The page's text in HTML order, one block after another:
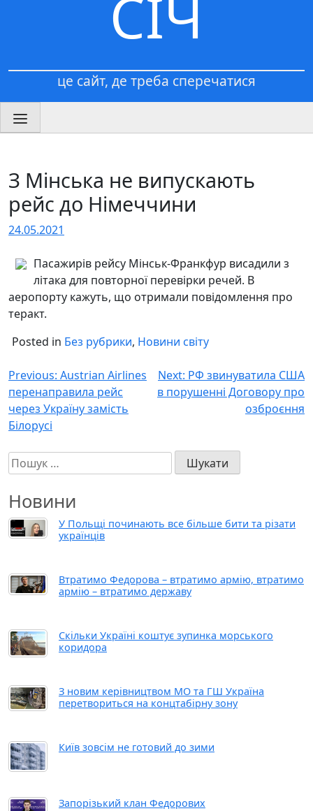
СІЧ
це сайт, де треба сперечатися
З Мінська не випускають
рейс до Німеччини
24.05.2021
Пасажирів рейсу Мінськ-Франкфур висадили з
літака для повторної перевірки речей. В
аеропорту кажуть, що отримали повідомлення про
теракт.
Posted in Без рубрики, Новини світу
Навігація
записів
Previous: Austrian Airlines
перенаправила рейс
через Україну замість
Білорусі
Next: РФ звинуватила США
в порушенні Договору про
озброєння
Пошук:
Новини
У Польщі починають все більше бити та різати
українців
Втратимо Федорова – втратимо армію, втратимо
армію – втратимо державу
Скільки Україні коштує зупинка морського
коридора
З новим керівництвом МО та ГШ Україна
перетвориться на концтабірну зону
Київ зовсім не готовий до зими
Запорізький клан Федорових